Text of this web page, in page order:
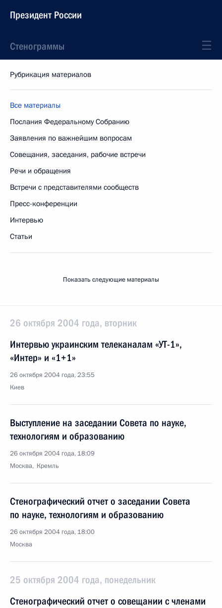
Президент России
Стенограммы
Рубрикация материалов
Все материалы
Послания Федеральному Собранию
Заявления по важнейшим вопросам
Совещания, заседания, рабочие встречи
Речи и обращения
Встречи с представителями сообществ
Пресс-конференции
Интервью
Статьи
Показать следующие материалы
26 октября 2004 года, вторник
Интервью украинским телеканалам «УТ-1»,
«Интер» и «1+1»
26 октября 2004 года, 23:55
Киев
Выступление на заседании Совета по науке,
технологиям и образованию
26 октября 2004 года, 18:09
Москва, Кремль
Стенографический отчет о заседании Совета
по науке, технологиям и образованию
26 октября 2004 года, 18:00
Москва
25 октября 2004 года, понедельник
Стенографический отчет о совещании с членами